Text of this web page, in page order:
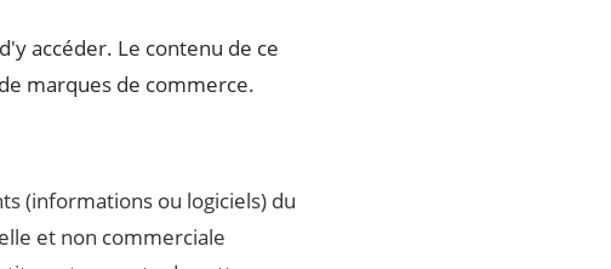
accéder. Le contenu de ce
marques de commerce.
(informations ou logiciels) du
et non commerciale